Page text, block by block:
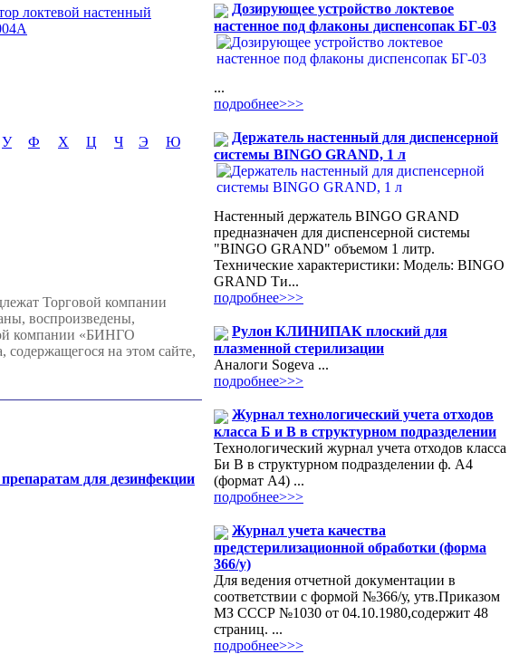
локтевой настенный
У Ф Х Ц Ч Э Ю
Торговой компании
воспроизведены,
компании «БИНГО
на этом сайте,
для дезинфекции
Дозирующее устройство локтевое
настенное под флаконы диспенсопак БГ-03
...
подробнее>>>
Держатель настенный для диспенсерной
системы BINGO GRAND, 1 л
Настенный держатель BINGO GRAND
предназначен для диспенсерной системы
"BINGO GRAND" объемом 1 литр.
Технические характеристики: Модель: BINGO
GRAND Ти...
подробнее>>>
Рулон КЛИНИПАК плоский для
плазменной стерилизации
Аналоги Sogeva ...
подробнее>>>
Журнал технологический учета отходов
класса Б и В в структурном подразделении
Технологический журнал учета отходов класса
Би В в структурном подразделении ф. А4
(формат А4) ...
подробнее>>>
Журнал учета качества
предстерилизационной обработки (форма
366/у)
Для ведения отчетной документации в
соответствии с формой №366/у, утв.Приказом
МЗ СССР №1030 от 04.10.1980,содержит 48
страниц. ...
подробнее>>>